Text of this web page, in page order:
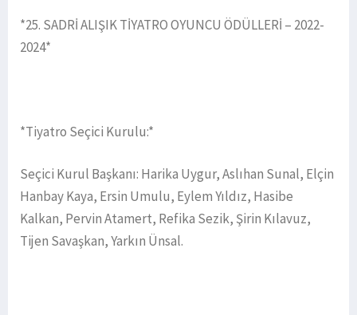
*25. SADRİ ALIŞIK TİYATRO OYUNCU ÖDÜLLERİ – 2022-
2024*
*Tiyatro Seçici Kurulu:*
Seçici Kurul Başkanı: Harika Uygur, Aslıhan Sunal, Elçin
Hanbay Kaya, Ersin Umulu, Eylem Yıldız, Hasibe
Kalkan, Pervin Atamert, Refika Sezik, Şirin Kılavuz,
Tijen Savaşkan, Yarkın Ünsal.